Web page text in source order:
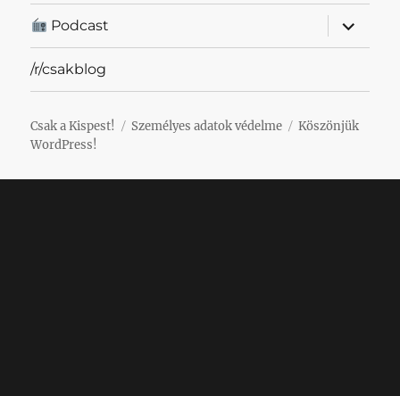
Podcast
almenü
/r/csakblog
Csak a Kispest! Személyes adatok védelme
Köszönjük
WordPress!